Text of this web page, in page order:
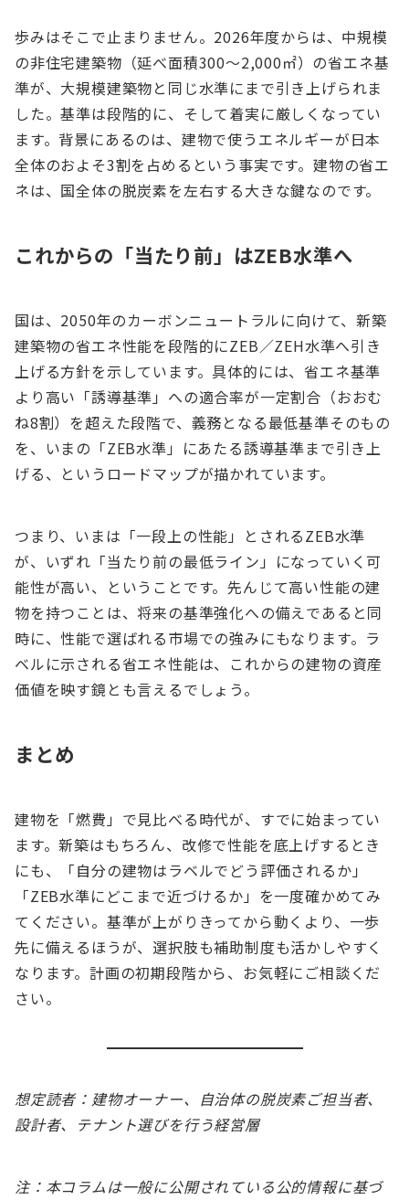
歩みはそこで止まりません。2026年度からは、中規模
の非住宅建築物（延べ面積300〜2,000㎡）の省エネ基
準が、大規模建築物と同じ水準にまで引き上げられま
した。基準は段階的に、そして着実に厳しくなってい
ます。背景にあるのは、建物で使うエネルギーが日本
全体のおよそ3割を占めるという事実です。建物の省エ
ネは、国全体の脱炭素を左右する大きな鍵なのです。
これからの「当たり前」はZEB水準へ
国は、2050年のカーボンニュートラルに向けて、新築
建築物の省エネ性能を段階的にZEB／ZEH水準へ引き
上げる方針を示しています。具体的には、省エネ基準
より高い「誘導基準」への適合率が一定割合（おおむ
ね8割）を超えた段階で、義務となる最低基準そのもの
を、いまの「ZEB水準」にあたる誘導基準まで引き上
げる、というロードマップが描かれています。
つまり、いまは「一段上の性能」とされるZEB水準
が、いずれ「当たり前の最低ライン」になっていく可
能性が高い、ということです。先んじて高い性能の建
物を持つことは、将来の基準強化への備えであると同
時に、性能で選ばれる市場での強みにもなります。ラ
ベルに示される省エネ性能は、これからの建物の資産
価値を映す鏡とも言えるでしょう。
まとめ
建物を「燃費」で見比べる時代が、すでに始まってい
ます。新築はもちろん、改修で性能を底上げするとき
にも、「自分の建物はラベルでどう評価されるか」
「ZEB水準にどこまで近づけるか」を一度確かめてみ
てください。基準が上がりきってから動くより、一歩
先に備えるほうが、選択肢も補助制度も活かしやすく
なります。計画の初期段階から、お気軽にご相談くだ
さい。
想定読者：建物オーナー、自治体の脱炭素ご担当者、
設計者、テナント選びを行う経営層
注：本コラムは一般に公開されている公的情報に基づ